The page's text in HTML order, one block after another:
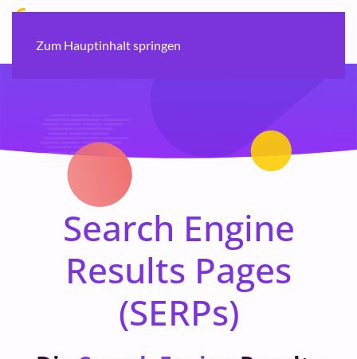
Zum Hauptinhalt springen
Search Engine
Results Pages
(SERPs)